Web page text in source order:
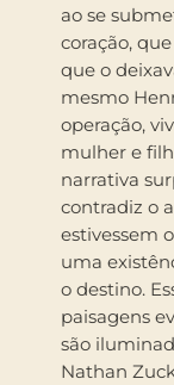
ao se
coração,
que o
mesmo
operação,
mulher e
narrativa
contradiz o
estivessem
uma
o destino.
paisagens
são
Nathan